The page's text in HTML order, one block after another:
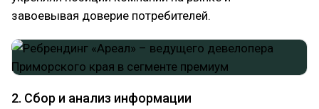
завоевывая доверие потребителей.
2. Сбор и анализ информации